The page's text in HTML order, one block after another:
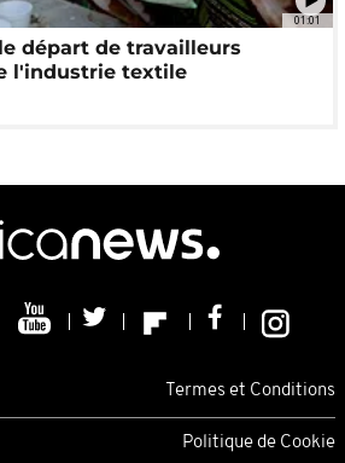
01:01
départ de travailleurs
l'industrie textile
Termes et Conditions
Politique de Cookie